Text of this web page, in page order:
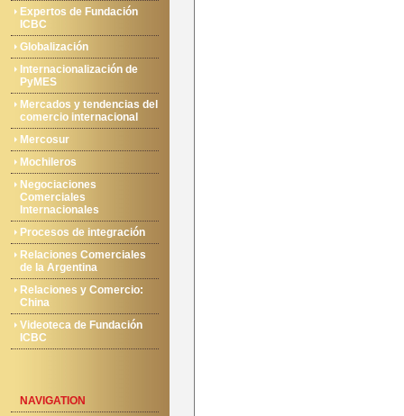
Expertos de Fundación
ICBC
Globalización
Internacionalización de
PyMES
Mercados y tendencias del
comercio internacional
Mercosur
Mochileros
Negociaciones
Comerciales
Internacionales
Procesos de integración
Relaciones Comerciales
de la Argentina
Relaciones y Comercio:
China
Videoteca de Fundación
ICBC
NAVIGATION